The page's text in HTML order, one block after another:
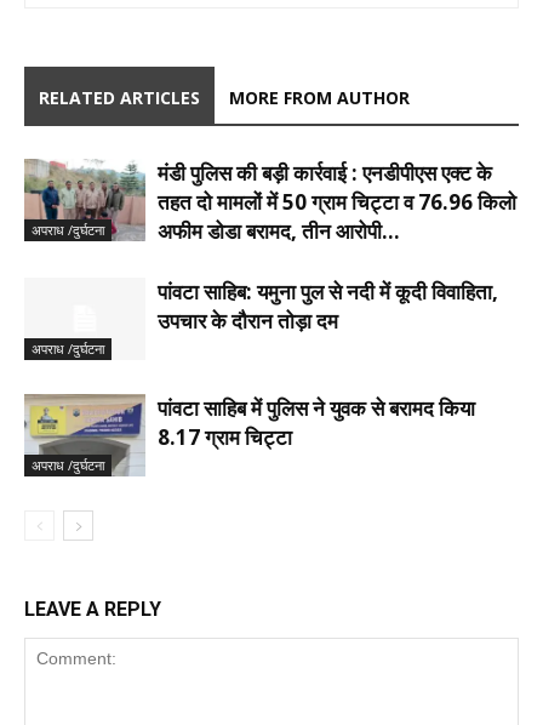
RELATED ARTICLES MORE FROM AUTHOR
अपराध /दुर्घटना
मंडी पुलिस की बड़ी कार्रवाई : एनडीपीएस एक्ट के
तहत दो मामलों में 50 ग्राम चिट्टा व 76.96 किलो
अफीम डोडा बरामद, तीन आरोपी...
अपराध /दुर्घटना
पांवटा साहिब: यमुना पुल से नदी में कूदी विवाहिता,
उपचार के दौरान तोड़ा दम
अपराध /दुर्घटना
पांवटा साहिब में पुलिस ने युवक से बरामद किया
8.17 ग्राम चिट्टा
LEAVE A REPLY